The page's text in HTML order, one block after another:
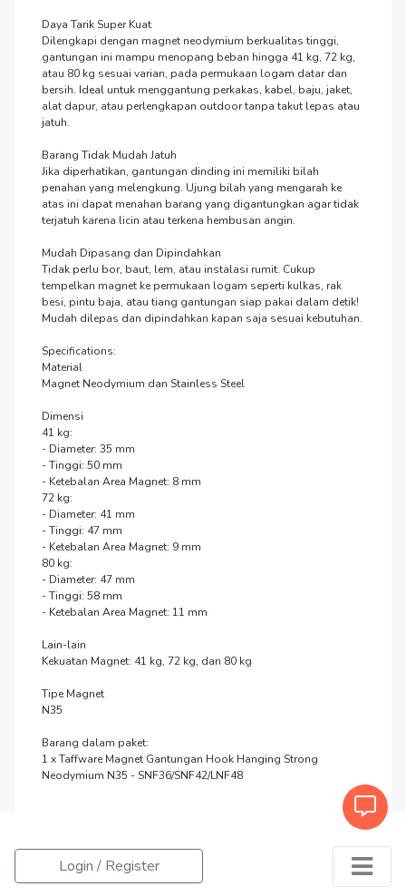
Daya Tarik Super Kuat
Dilengkapi dengan magnet neodymium berkualitas tinggi,
gantungan ini mampu menopang beban hingga 41 kg, 72 kg,
atau 80 kg sesuai varian, pada permukaan logam datar dan
bersih. Ideal untuk menggantung perkakas, kabel, baju, jaket,
alat dapur, atau perlengkapan outdoor tanpa takut lepas atau
jatuh.
Barang Tidak Mudah Jatuh
Jika diperhatikan, gantungan dinding ini memiliki bilah
penahan yang melengkung. Ujung bilah yang mengarah ke
atas ini dapat menahan barang yang digantungkan agar tidak
terjatuh karena licin atau terkena hembusan angin.
Mudah Dipasang dan Dipindahkan
Tidak perlu bor, baut, lem, atau instalasi rumit. Cukup
tempelkan magnet ke permukaan logam seperti kulkas, rak
besi, pintu baja, atau tiang gantungan siap pakai dalam detik!
Mudah dilepas dan dipindahkan kapan saja sesuai kebutuhan.
Specifications:
Material
Magnet Neodymium dan Stainless Steel
Dimensi
41 kg:
- Diameter: 35 mm
- Tinggi: 50 mm
- Ketebalan Area Magnet: 8 mm
72 kg:
- Diameter: 41 mm
- Tinggi: 47 mm
- Ketebalan Area Magnet: 9 mm
80 kg:
- Diameter: 47 mm
- Tinggi: 58 mm
- Ketebalan Area Magnet: 11 mm
Lain-lain
Kekuatan Magnet: 41 kg, 72 kg, dan 80 kg
Tipe Magnet
N35
Barang dalam paket:
1 x Taffware Magnet Gantungan Hook Hanging Strong
Neodymium N35 - SNF36/SNF42/LNF48
Login / Register